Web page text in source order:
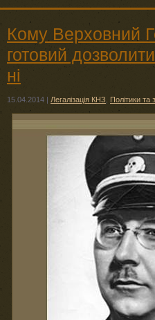
Кому Верховний
готовий
ні
15.04.2014 | Легалізація КНЗ Політики та